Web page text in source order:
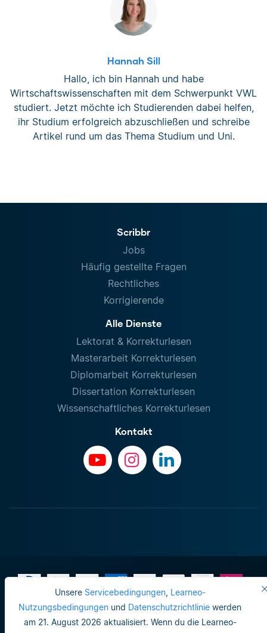
Unsere Servicebedingungen, Learneo-
Nutzungsbedingungen und Datenschutzrichtlinie werden
am 21. August 2026 aktualisiert. Wenn du die Learneo-
Hannah Sill
Hallo, ich bin Hannah und habe
Wirtschaftswissenschaften mit dem Schwerpunkt VWL
studiert. Jetzt möchte ich Studierenden dabei helfen,
ihr Studium erfolgreich abzuschließen und schreibe
Artikel rund um das Thema Studium und Uni.
Scribbr
Jobs
Häufig gestellte Fragen
Rechtliches
Korrigierende
Alle Dienste
Lektorat & Korrekturlesen
Masterarbeit Korrekturlesen
Diplomarbeit Korrekturlesen
Dissertation Korrekturlesen
Wissenschaftliches Korrekturlesen
Kontakt
Impressum